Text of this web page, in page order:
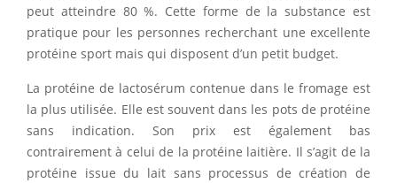
peut atteindre 80 %. Cette forme de la substance est
pratique pour les personnes recherchant une excellente
protéine sport mais qui disposent d’un petit budget.
La protéine de lactosérum contenue dans le fromage est
la plus utilisée. Elle est souvent dans les pots de protéine
sans indication. Son prix est également bas
contrairement à celui de la protéine laitière. Il s’agit de la
protéine issue du lait sans processus de création de